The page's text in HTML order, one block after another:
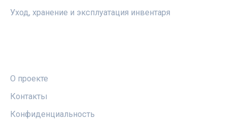
Уход, хранение и эксплуатация инвентаря
О проекте
Контакты
Конфиденциальность